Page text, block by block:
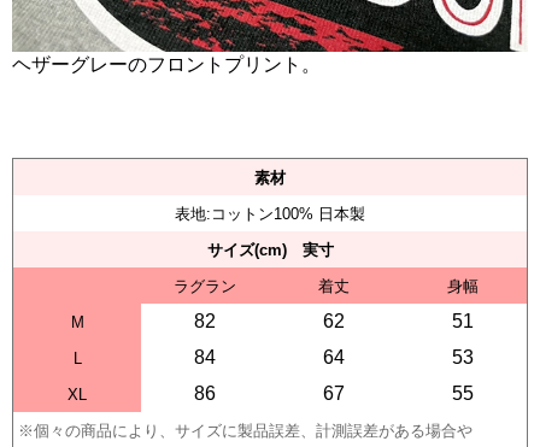
ヘザーグレーのフロントプリント。
素材
表地:コットン100% 日本製
サイズ(cm) 実寸
ラグラン
着丈
身幅
M
82 62 51
L 84 64 53
XL 86 67 55
※個々の商品により、サイズに製品誤差、計測誤差がある場合や